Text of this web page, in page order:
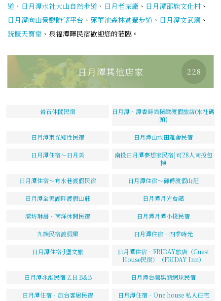
道 、 日月潭水社大山自然步道 、 日月老茶廠 、 日月潭邵族文化村 、
日月潭向山景觀瞭望平台 、 蓮華池森林賞螢步道 、 日月潭文武廟 、
銃櫃天寶堂 、泉福潭暉民宿歡迎您的蒞臨。
日月潭其他店家 228
岩石休閒民宿
日月潭．潭香時尚精緻渡假旅店(水社碼
頭)
日月潭東光知性民宿 日月潭山水田雅舍民宿
日月潭住宿～日月美
南投日月潭夢想家民宿|可28人南投包
棟
日月潭住宿～有水巷渡假民宿 日月潭住宿～御爵渡假山莊
日月潭全家湖畔渡假山莊 日月潭月光會館
潔坊琳居．南洋休閒民宿 日月潭月潭小棧民宿
九族民宿渡假屋 日月潭住宿‧四季時光
日月潭住宿·J堡文旅
日月潭住宿‧FRIDAY旅店（Guest
House民宿）（FRIDAY Inn）
日月潭兆泓民宿 Z.H B&B 日月潭台灣黑熊網球民宿
日月潭住宿‧旅台客居民宿 日月潭住宿．One house 私人住宅